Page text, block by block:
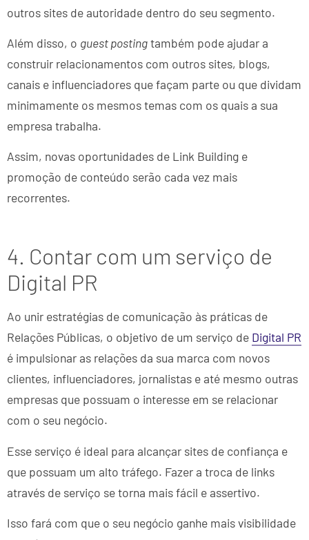
outros sites de autoridade dentro do seu segmento.
Além disso, o guest postingtambém pode ajudar a
construir relacionamentos com outros sites, blogs,
canais e influenciadores que façam parte ou que dividam
minimamente os mesmos temas com os quais a sua
empresa trabalha.
Assim, novas oportunidades de Link Building e
promoção de conteúdo serão cada vez mais
recorrentes.
4. Contar com um serviço de
Digital PR
Ao unir estratégias de comunicação às práticas de
Relações Públicas, o objetivo de um serviço de Digital PR
é impulsionar as relações da sua marca com novos
clientes, influenciadores, jornalistas e até mesmo outras
empresas que possuam o interesse em se relacionar
com o seu negócio.
Esse serviço é ideal para alcançar sites de confiança e
que possuam um alto tráfego. Fazer a troca de links
através de serviço se torna mais fácil e assertivo.
Isso fará com que o seu negócio ganhe mais visibilidade